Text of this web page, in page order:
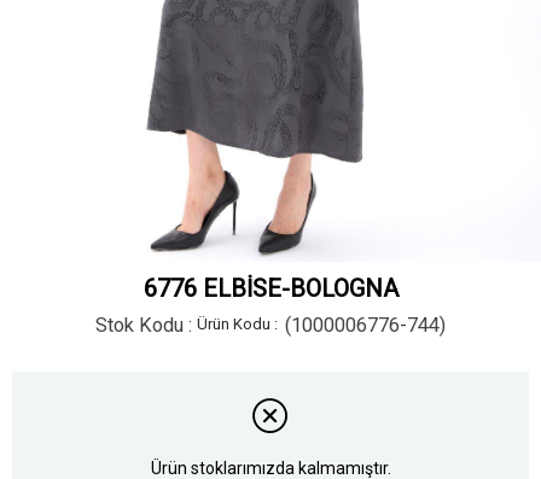
6776 ELBİSE-BOLOGNA
Stok Kodu (1000006776-744)
Ürün stoklarımızda kalmamıştır.